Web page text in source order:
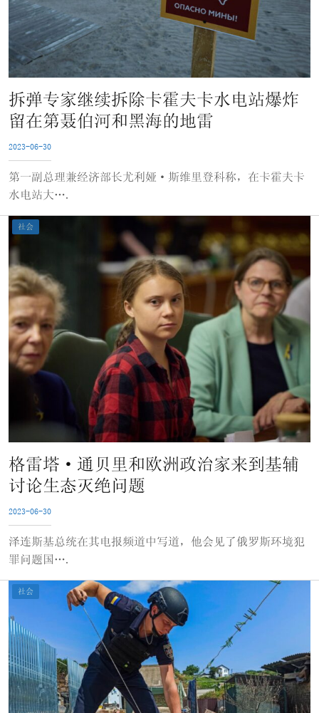
拆弹专家继续拆除卡霍夫卡水电站爆炸
留在第聂伯河和黑海的地雷
2023-06-30
第一副总理兼经济部长尤利娅·斯维里登科称，在卡霍夫卡
水电站大….
社会
格雷塔·通贝里和欧洲政治家来到基辅
讨论生态灭绝问题
2023-06-30
泽连斯基总统在其电报频道中写道，他会见了俄罗斯环境犯
罪问题国….
社会